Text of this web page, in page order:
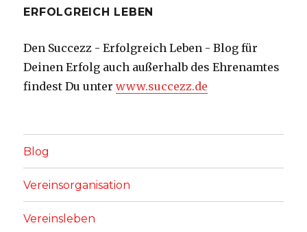
ERFOLGREICH LEBEN
Den Succezz - Erfolgreich Leben - Blog für
Deinen Erfolg auch außerhalb des Ehrenamtes
findest Du unterwww.succezz.de
Blog
Vereinsorganisation
Vereinsleben